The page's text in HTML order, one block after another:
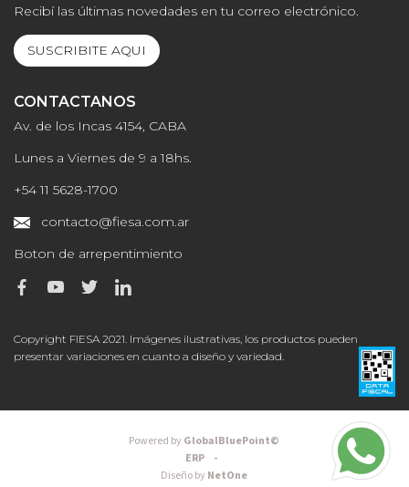
Recibí las últimas novedades en tu correo electrónico.
SUSCRIBITE AQUI
CONTACTANOS
Av. de los Incas 4154, CABA
Lunes a Viernes de 9 a 18hs.
+54 11 5628-1700
contacto@fiesa.com.ar
Boton de arrepentimiento
Copyright FIESA 2021. Imágenes ilustrativas, los productos pueden
presentar variaciones en cuanto a diseño y variedad.
Powered byGlobalBluePoint©
ERP -
Diseño byNetOne